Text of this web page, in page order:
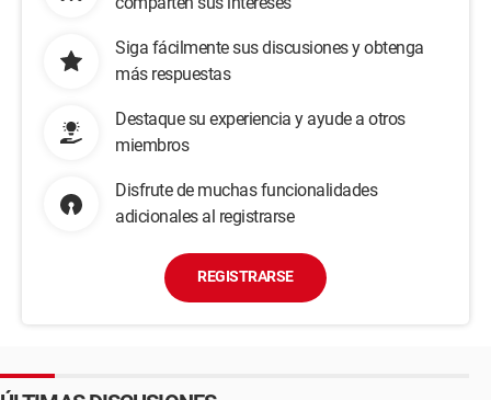
Siga fácilmente sus discusiones y obtenga
más respuestas
Destaque su experiencia y ayude a otros
miembros
Disfrute de muchas funcionalidades
adicionales al registrarse
REGISTRARSE